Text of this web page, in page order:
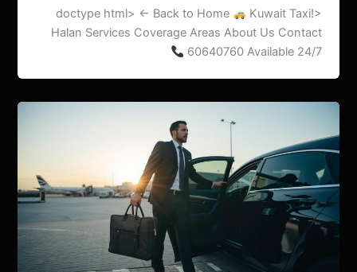
<!doctype html> ← Back to Home
Kuwait Taxi
Halan Services Coverage Areas About Us Contact
60640760 Available 24/7